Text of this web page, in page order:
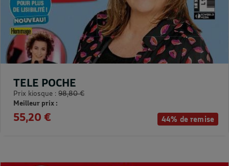
44% de remise
TELE POCHE
Prix kiosque : 98,80 €
Meilleur prix :
55,20 €